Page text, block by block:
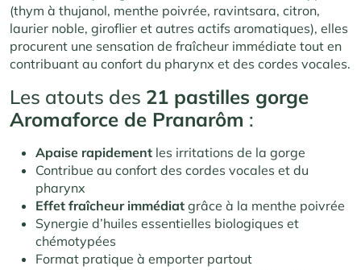
(thym à thujanol, menthe poivrée, ravintsara, citron,
laurier noble, giroflier et autres actifs aromatiques), elles
procurent une sensation de fraîcheur immédiate tout en
contribuant au confort du pharynx et des cordes vocales.
Les atouts des 21 pastilles gorge
Aromaforce de Pranarôm :
Apaise rapidement les irritations de la gorge
Contribue au confort des cordes vocales et du
pharynx
Effet fraîcheur immédiat grâce à la menthe poivrée
Synergie d’huiles essentielles biologiques et
chémotypées
Format pratique à emporter partout